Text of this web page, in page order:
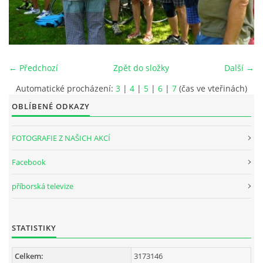
INTERNÍ SEKCE
← Předchozí Další →
Zpět do složky
Automatické procházení: 3 | 4 | 5 | 6 | 7 (čas ve vteřinách)
OBLÍBENÉ ODKAZY
FOTOGRAFIE Z NAŠICH AKCÍ
Facebook
příborská televize
STATISTIKY
Celkem: 3173146